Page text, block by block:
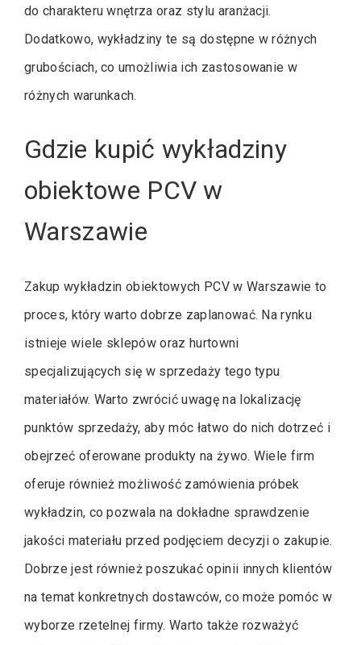
do charakteru wnętrza oraz stylu aranżacji.
Dodatkowo, wykładziny te są dostępne w różnych
grubościach, co umożliwia ich zastosowanie w
różnych warunkach.
Gdzie kupić wykładziny
obiektowe PCV w
Warszawie
Zakup wykładzin obiektowych PCV w Warszawie to
proces, który warto dobrze zaplanować. Na rynku
istnieje wiele sklepów oraz hurtowni
specjalizujących się w sprzedaży tego typu
materiałów. Warto zwrócić uwagę na lokalizację
punktów sprzedaży, aby móc łatwo do nich dotrzeć i
obejrzeć oferowane produkty na żywo. Wiele firm
oferuje również możliwość zamówienia próbek
wykładzin, co pozwala na dokładne sprawdzenie
jakości materiału przed podjęciem decyzji o zakupie.
Dobrze jest również poszukać opinii innych klientów
na temat konkretnych dostawców, co może pomóc w
wyborze rzetelnej firmy. Warto także rozważyć